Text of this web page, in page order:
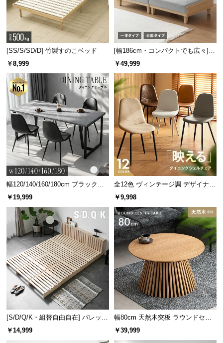
[SS/S/SD/D] 竹製すのこベッド
￥8,999
[幅186cm・コンパクトでも広々] 3
人掛けソファベッド リクライニン
￥49,999
幅120/140/160/180cm ブラックフ
レーム ダイニング 大理石調 4人掛
￥19,999
全12色 ヴィンテージ調 デザイナー
ズシェルチェア
￥9,998
[S/D/Q/K・組替自由自在] パレット
ベッド 8/12/16枚セット
￥14,999
幅80cm 天然木突板 ラウンドセン
ターテーブル 美しい格子デザイン
￥39,999